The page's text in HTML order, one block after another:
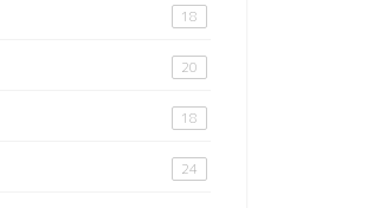
18
20
18
24